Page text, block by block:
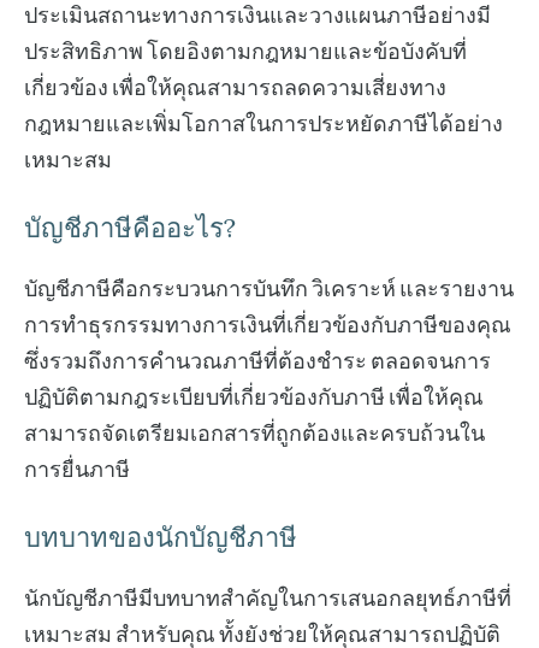
ประเมินสถานะทางการเงินและวางแผนภาษีอย่างมี
ประสิทธิภาพ โดยอิงตามกฎหมายและข้อบังคับที่
เกี่ยวข้อง เพื่อให้คุณสามารถลดความเสี่ยงทาง
กฎหมายและเพิ่มโอกาสในการประหยัดภาษีได้อย่าง
เหมาะสม
บัญชีภาษีคืออะไร?
บัญชีภาษีคือกระบวนการบันทึก วิเคราะห์ และรายงาน
การทำธุรกรรมทางการเงินที่เกี่ยวข้องกับภาษีของคุณ
ซึ่งรวมถึงการคำนวณภาษีที่ต้องชำระ ตลอดจนการ
ปฏิบัติตามกฎระเบียบที่เกี่ยวข้องกับภาษี เพื่อให้คุณ
สามารถจัดเตรียมเอกสารที่ถูกต้องและครบถ้วนใน
การยื่นภาษี
บทบาทของนักบัญชีภาษี
นักบัญชีภาษีมีบทบาทสำคัญในการเสนอกลยุทธ์ภาษีที่
เหมาะสม สำหรับคุณ ทั้งยังช่วยให้คุณสามารถปฏิบัติ